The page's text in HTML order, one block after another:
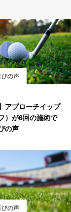
びの声
アプローチイップ
）が6回の施術で
の声
びの声